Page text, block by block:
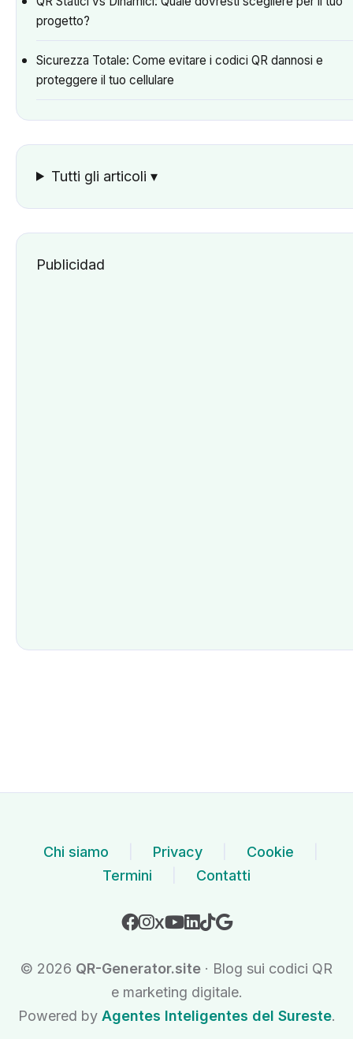
progetto?
Sicurezza Totale: Come evitare i codici QR dannosi e
proteggere il tuo cellulare
Tutti gli articoli▾
Publicidad
Chi siamo Privacy Cookie
Termini
Contatti
X
© 2026 QR-Generator.site · Blog sui codici QR
e marketing digitale.
Powered by Agentes Inteligentes del Sureste.